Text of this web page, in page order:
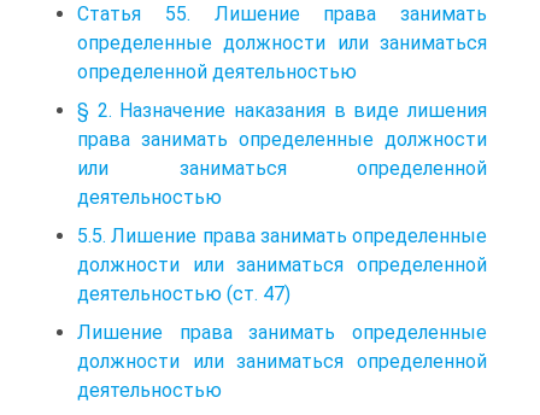
Статья 55. Лишение права занимать
определенные должности или заниматься
определенной деятельностью
§ 2. Назначение наказания в виде лишения
права занимать определенные должности
или заниматься определенной
деятельностью
5.5. Лишение права занимать определенные
должности или заниматься определенной
деятельностью (ст. 47)
Лишение права занимать определенные
должности или заниматься определенной
деятельностью